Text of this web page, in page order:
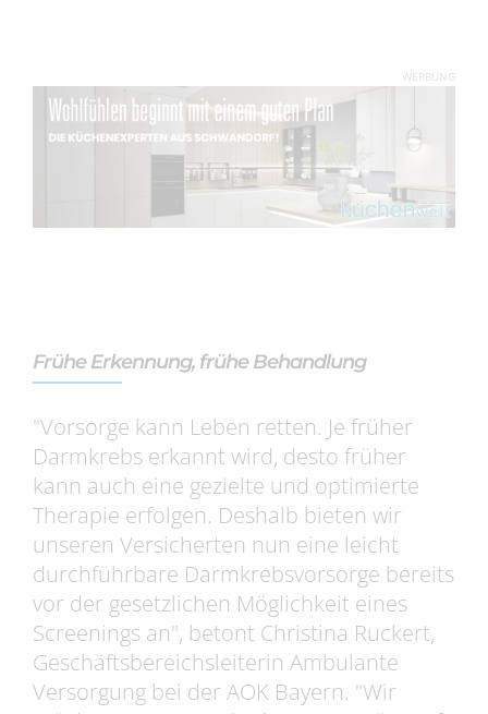
WERBUNG
Frühe Erkennung, frühe Behandlung
"Vorsorge kann Leben retten. Je früher
Darmkrebs erkannt wird, desto früher
kann auch eine gezielte und optimierte
Therapie erfolgen. Deshalb bieten wir
unseren Versicherten nun eine leicht
durchführbare Darmkrebsvorsorge bereits
vor der gesetzlichen Möglichkeit eines
Screenings an", betont Christina Ruckert,
Geschäftsbereichsleiterin Ambulante
Versorgung bei der AOK Bayern. "Wir